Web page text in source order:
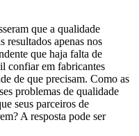
que a qualidade
resultados apenas nos
que haja falta de
confiar em fabricantes
de que precisam. Como as
problemas de qualidade
seus parceiros de
A resposta pode ser